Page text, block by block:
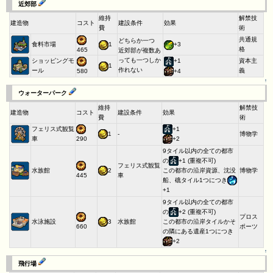
近郊部
建造物 コスト
維持
費
建設条件 効果
解禁技
術
食料市場
465
1
どちらか一つ
近郊部が複数あ
っても一つしか
作れない
+3
共通規
格
ショッピングモ
ール
580
1
+1
+4
資本主
義
↑
ウォーターパーク
建造物 コスト
維持
費
建設条件 効果
解禁技
術
フェリス式観覧
車
290
1 -
+1
+2
博物学
水族館
445
2
フェリス式観覧
車
9タイル以内の全ての都市
の
+1 (重複不可)
この都市の沿岸資源、沈没
船、礁タイル1つにつき
+1
博物学
水泳施設
660
3 水族館
9タイル以内の全ての都市
の
+2 (重複不可)
この都市の沿岸タイルかそ
の隣にある遺産1つにつき
+2
プロス
ポーツ
↑
飛行場